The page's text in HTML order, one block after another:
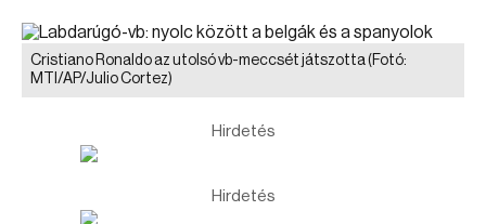
Cristiano Ronaldo az utolsó vb-meccsét játszotta(Fotó:
MTI/AP/Julio Cortez)
Hirdetés
Hirdetés